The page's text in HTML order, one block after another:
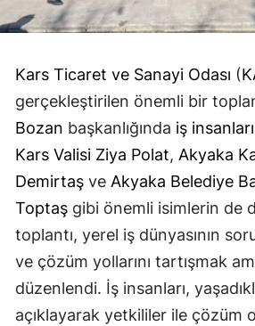
Kars Ticaret ve Sanayi Odası (
gerçekleştirilen önemli bir
Bozan başkanlığında iş insanları
Kars Valisi Ziya Polat, Akyaka
Demirtaş ve Akyaka Belediye
Toptaş gibi önemli isimlerin de
toplantı, yerel iş dünyasının
ve çözüm yollarını tartışmak
düzenlendi. İş insanları,
açıklayarak yetkililer ile çözüm